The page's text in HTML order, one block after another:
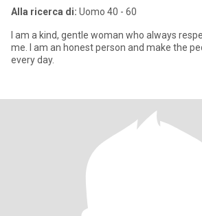
Alla ricerca di: Uomo 40 - 60
I am a kind, gentle woman who always
me. I am an honest person and make the
every day.